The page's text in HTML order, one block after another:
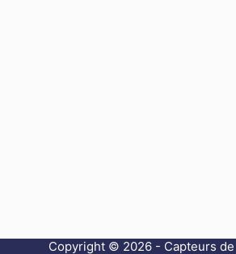
Copyright © 2026 - Capteurs